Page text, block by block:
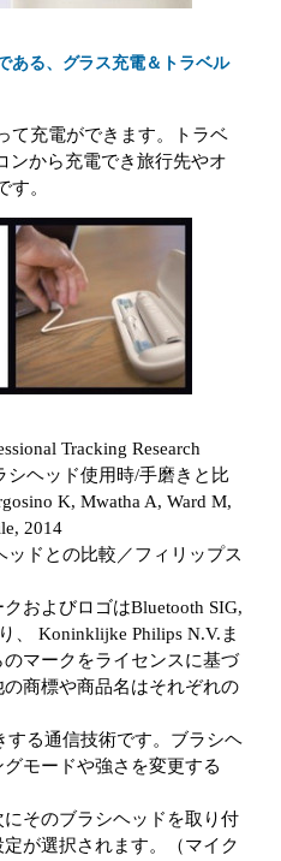
ある、グラス充電＆トラベル
て充電ができます。トラベ
ンから充電でき旅行先やオ
す。
Tracking Research
ヘッド使用時/手磨きと比
K, Mwatha A, Ward M,
2014
ドとの比較／フィリップス
およびロゴはBluetooth SIG,
、 Koninklijke Philips N.V.ま
マークをライセンスに基づ
商標や商品名はそれぞれの
る通信技術です。ブラシヘ
モードや強さを変更する
そのブラシヘッドを取り付
が選択されます。（マイク